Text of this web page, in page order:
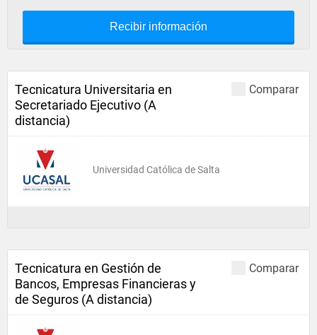
Recibir información
Comparar
Tecnicatura Universitaria en
Secretariado Ejecutivo (A
distancia)
Universidad Católica de Salta
Comparar
Tecnicatura en Gestión de
Bancos, Empresas Financieras y
de Seguros (A distancia)